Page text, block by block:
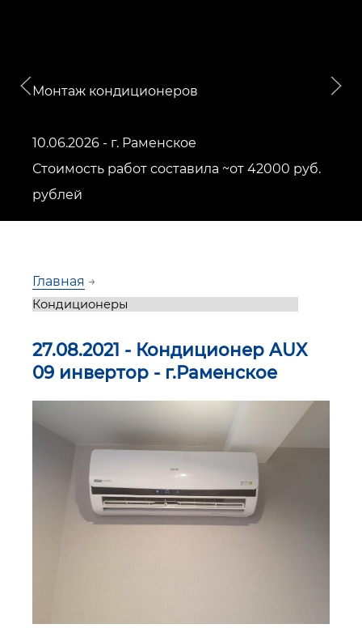
Монтаж кондиционеров
10.06.2026 - г. Раменское
Стоимость работ составила ~от 42000 руб.
рублей
Главная →
27.08.2021 - Кондиционер AUX
09 инвертор - г.Раменское